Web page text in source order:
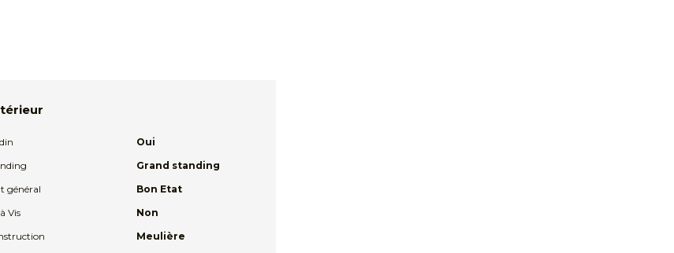
Oui
Grand standing
général
Bon Etat
Vis
Non
Meulière